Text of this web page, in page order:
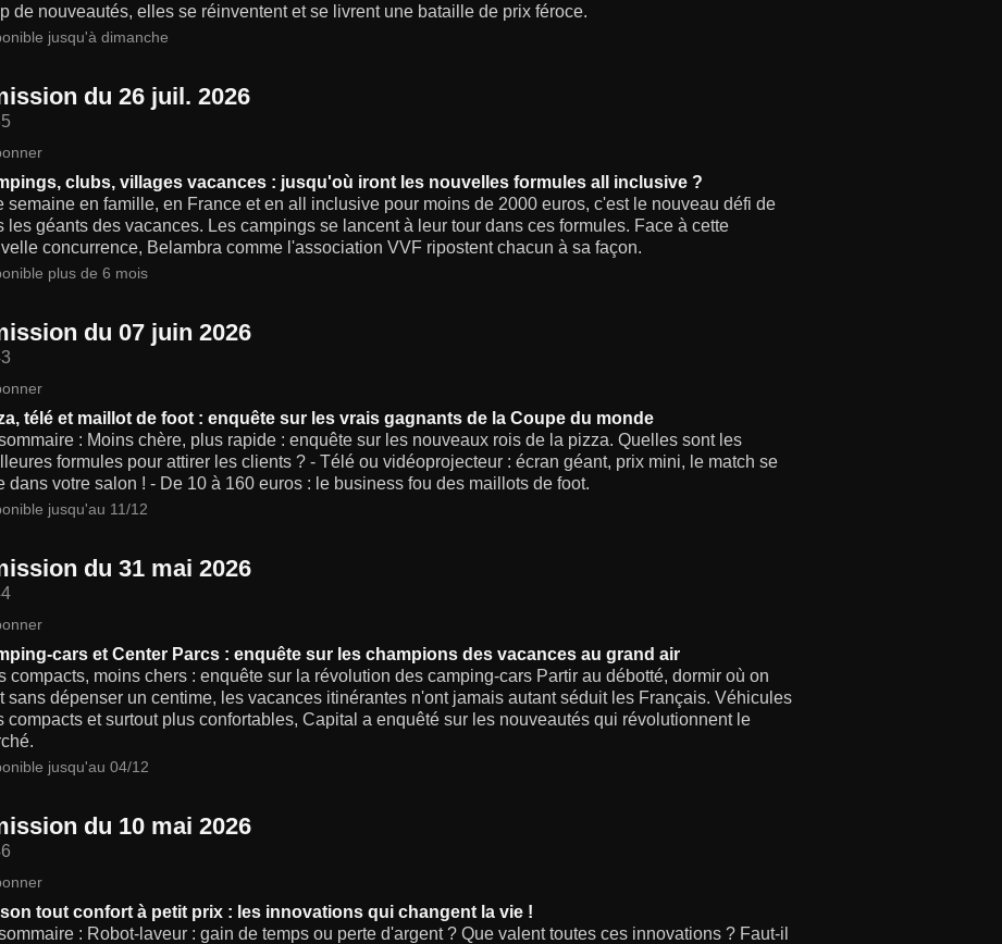
de nouveautés, elles se réinventent et se livrent une bataille de prix féroce.
jusqu'à dimanche
du 26 juil. 2026
clubs, villages vacances : jusqu'où iront les nouvelles formules all inclusive ?
semaine en famille, en France et en all inclusive pour moins de 2000 euros, c'est le nouveau défi de
les géants des vacances. Les campings se lancent à leur tour dans ces formules. Face à cette
concurrence, Belambra comme l'association VVF ripostent chacun à sa façon.
plus de 6 mois
du 07 juin 2026
télé et maillot de foot : enquête sur les vrais gagnants de la Coupe du monde
: Moins chère, plus rapide : enquête sur les nouveaux rois de la pizza. Quelles sont les
formules pour attirer les clients ? - Télé ou vidéoprojecteur : écran géant, prix mini, le match se
dans votre salon ! - De 10 à 160 euros : le business fou des maillots de foot.
jusqu'au 11/12
du 31 mai 2026
cars et Center Parcs : enquête sur les champions des vacances au grand air
compacts, moins chers : enquête sur la révolution des camping-cars Partir au débotté, dormir où on
sans dépenser un centime, les vacances itinérantes n'ont jamais autant séduit les Français. Véhicules
compacts et surtout plus confortables, Capital a enquêté sur les nouveautés qui révolutionnent le
jusqu'au 04/12
du 10 mai 2026
tout confort à petit prix : les innovations qui changent la vie !
: Robot-laveur : gain de temps ou perte d'argent ? Que valent toutes ces innovations ? Faut-il